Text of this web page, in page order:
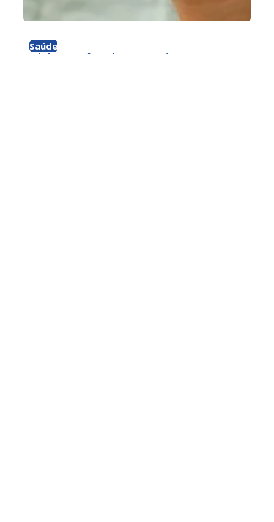
Saúde
Diabetes é cada vez mais presente